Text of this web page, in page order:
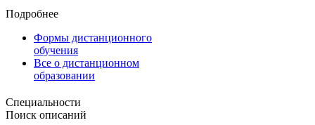
Подробнее
Формы дистанционного
обучения
Все о дистанционном
образовании
Специальности
Поиск описаний